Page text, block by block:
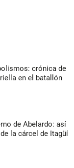
crónica de
en el batallón
de Abelardo: así
la cárcel de Itagüí